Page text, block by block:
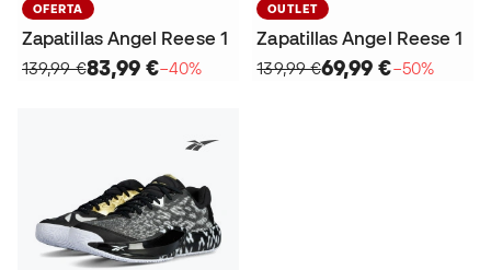
OFERTA
Zapatillas Angel Reese 1
139,99 €83,99 €−40%
OUTLET
Zapatillas Angel Reese 1
139,99 €69,99 €−50%